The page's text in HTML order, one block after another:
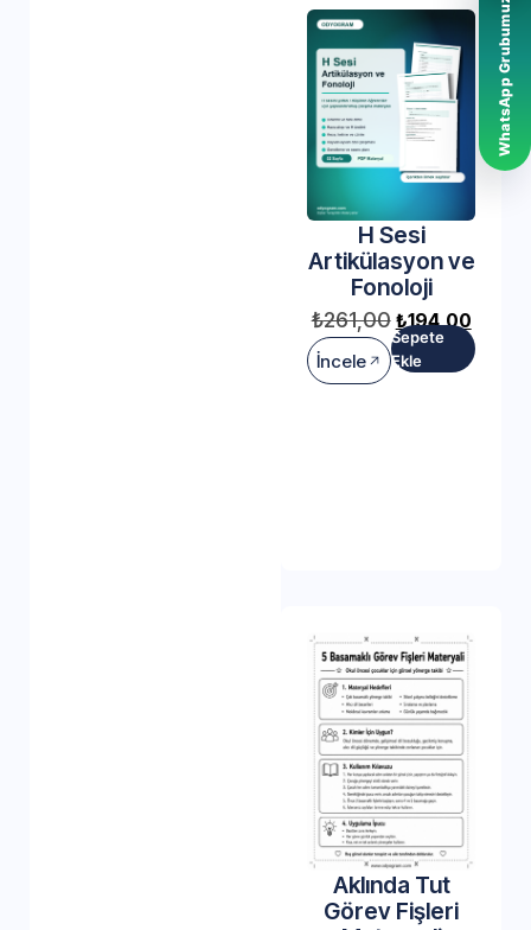
H Sesi
Artikülasyon ve
Fonoloji
₺261,00 ₺194,00
İncele
Sepete
Ekle
Aklında Tut
Görev Fişleri
WhatsApp Grubumuz